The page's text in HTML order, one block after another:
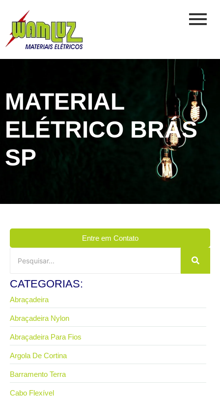
MATERIAL
ELÉTRICO BRÁS
SP
Entre em Contato
CATEGORIAS:
Abraçadeira
Abraçadeira Nylon
Abraçadeira Para Fios
Argola De Cortina
Barramento Terra
Cabo Flexível